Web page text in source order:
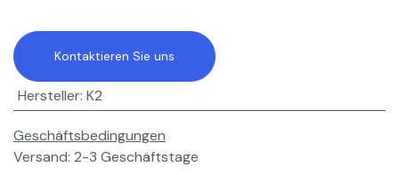
Kontaktieren Sie uns
Hersteller: K2
Geschäftsbedingungen
Versand: 2-3 Geschäftstage